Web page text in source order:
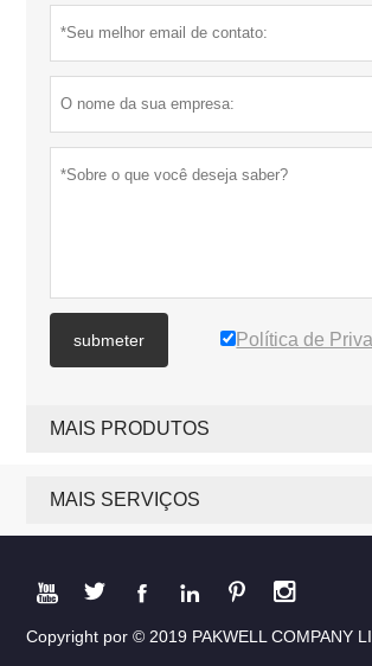
submeter Política de
MAIS PRODUTOS
MAIS SERVIÇOS
     
Copyright por © 2019 PAKWELL COMPANY